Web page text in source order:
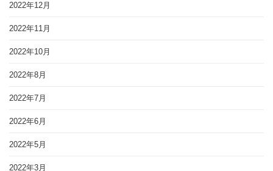
2022年12月
2022年11月
2022年10月
2022年8月
2022年7月
2022年6月
2022年5月
2022年3月